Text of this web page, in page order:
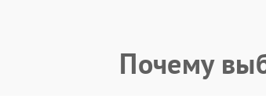
Почему